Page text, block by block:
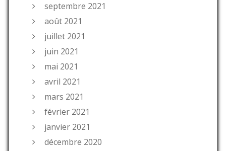
septembre 2021
août 2021
juillet 2021
juin 2021
mai 2021
avril 2021
mars 2021
février 2021
janvier 2021
décembre 2020